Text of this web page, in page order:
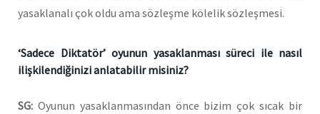
yasaklanalı çok oldu ama sözleşme kölelik sözleşmesi.
‘Sadece Diktatör’ oyunun yasaklanması süreci ile nasıl
ilişkilendiğinizi anlatabilir misiniz?
SG: Oyunun yasaklanmasından önce bizim çok sıcak bir